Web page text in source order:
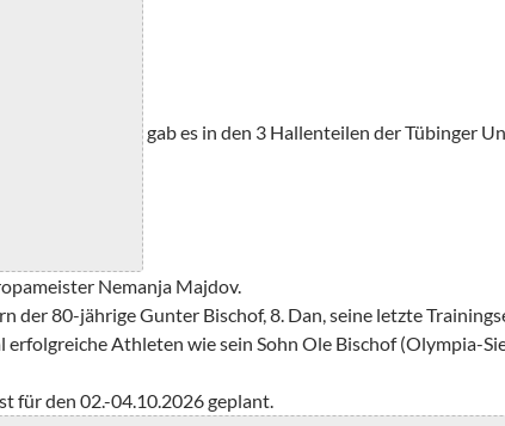
gab es in den 3 Hallenteilen der Tübinger
Nemanja Majdov.
der 80-jährige Gunter Bischof, 8. Dan, seine letzte
Athleten wie sein Sohn Ole Bischof (Olympia-
für den 02.-04.10.2026 geplant.